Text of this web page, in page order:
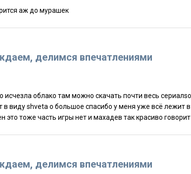
shveta и конспектировать ещё потому что правильные вещи такие говорится аж до мурашек
делимся впечатлениями
это прекрасно но я предпочитаю субтитры голос актера ведь тоже важен это тоже часть игры нет и махадев так красиво говорит
делимся впечатлениями